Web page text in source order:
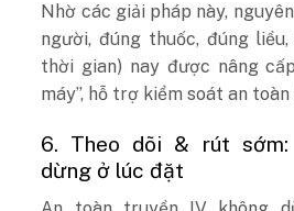
Nhờ các giải pháp này,
người, đúng thuốc, đúng
thời gian) nay được nâng
máy”, hỗ trợ kiểm soát an
6. Theo dõi & rút sớm:
dừng ở lúc đặt